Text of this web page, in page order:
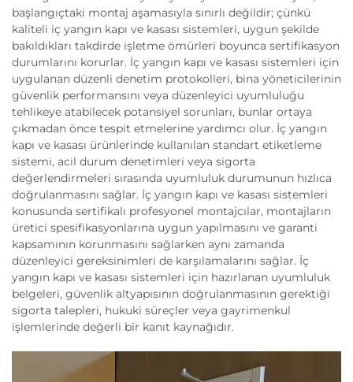
başlangıçtaki montaj aşamasıyla sınırlı değildir; çünkü
kaliteli iç yangın kapı ve kasası sistemleri, uygun şekilde
bakıldıkları takdirde işletme ömürleri boyunca sertifikasyon
durumlarını korurlar. İç yangın kapı ve kasası sistemleri için
uygulanan düzenli denetim protokolleri, bina yöneticilerinin
güvenlik performansını veya düzenleyici uyumluluğu
tehlikeye atabilecek potansiyel sorunları, bunlar ortaya
çıkmadan önce tespit etmelerine yardımcı olur. İç yangın
kapı ve kasası ürünlerinde kullanılan standart etiketleme
sistemi, acil durum denetimleri veya sigorta
değerlendirmeleri sırasında uyumluluk durumunun hızlıca
doğrulanmasını sağlar. İç yangın kapı ve kasası sistemleri
konusunda sertifikalı profesyonel montajcılar, montajların
üretici spesifikasyonlarına uygun yapılmasını ve garanti
kapsamının korunmasını sağlarken aynı zamanda
düzenleyici gereksinimleri de karşılamalarını sağlar. İç
yangın kapı ve kasası sistemleri için hazırlanan uyumluluk
belgeleri, güvenlik altyapısının doğrulanmasının gerektiği
sigorta talepleri, hukuki süreçler veya gayrimenkul
işlemlerinde değerli bir kanıt kaynağıdır.